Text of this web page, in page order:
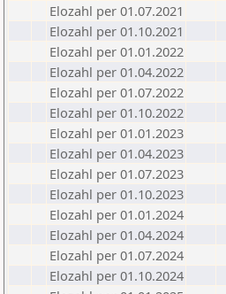
Elozahl per 01.07.2021
Elozahl per 01.10.2021
Elozahl per 01.01.2022
Elozahl per 01.04.2022
Elozahl per 01.07.2022
Elozahl per 01.10.2022
Elozahl per 01.01.2023
Elozahl per 01.04.2023
Elozahl per 01.07.2023
Elozahl per 01.10.2023
Elozahl per 01.01.2024
Elozahl per 01.04.2024
Elozahl per 01.07.2024
Elozahl per 01.10.2024